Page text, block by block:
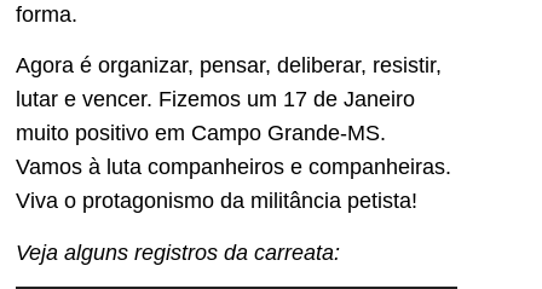
forma.
Agora é organizar, pensar, deliberar, resistir,
lutar e vencer. Fizemos um 17 de Janeiro
muito positivo em Campo Grande-MS.
Vamos à luta companheiros e companheiras.
Viva o protagonismo da militância petista!
Veja alguns registros da carreata: